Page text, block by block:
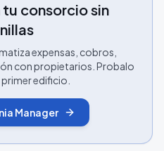
consorcio sin
expensas, cobros,
con propietarios. Probalo
edificio.
Manager